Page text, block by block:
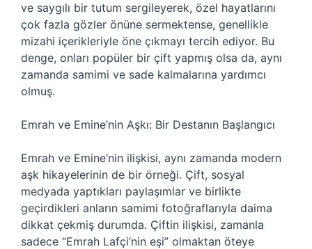
ve saygılı bir tutum sergileyerek, özel hayatlarını
çok fazla gözler önüne sermektense, genellikle
mizahi içerikleriyle öne çıkmayı tercih ediyor. Bu
denge, onları popüler bir çift yapmış olsa da, aynı
zamanda samimi ve sade kalmalarına yardımcı
olmuş.
Emrah ve Emine’nin Aşkı: Bir Destanın Başlangıcı
Emrah ve Emine’nin ilişkisi, aynı zamanda modern
aşk hikayelerinin de bir örneği. Çift, sosyal
medyada yaptıkları paylaşımlar ve birlikte
geçirdikleri anların samimi fotoğraflarıyla daima
dikkat çekmiş durumda. Çiftin ilişkisi, zamanla
sadece “Emrah Lafçi’nin eşi” olmaktan öteye